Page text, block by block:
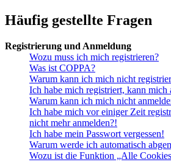
Häufig gestellte Fragen
Registrierung und Anmeldung
Wozu muss ich mich registrieren?
Was ist COPPA?
Warum kann ich mich nicht
Ich habe mich registriert, kann mich
Warum kann ich mich nicht
Ich habe mich vor einiger Zeit
nicht mehr anmelden?!
Ich habe mein Passwort vergessen!
Warum werde ich automatisch
Wozu ist die Funktion „Alle